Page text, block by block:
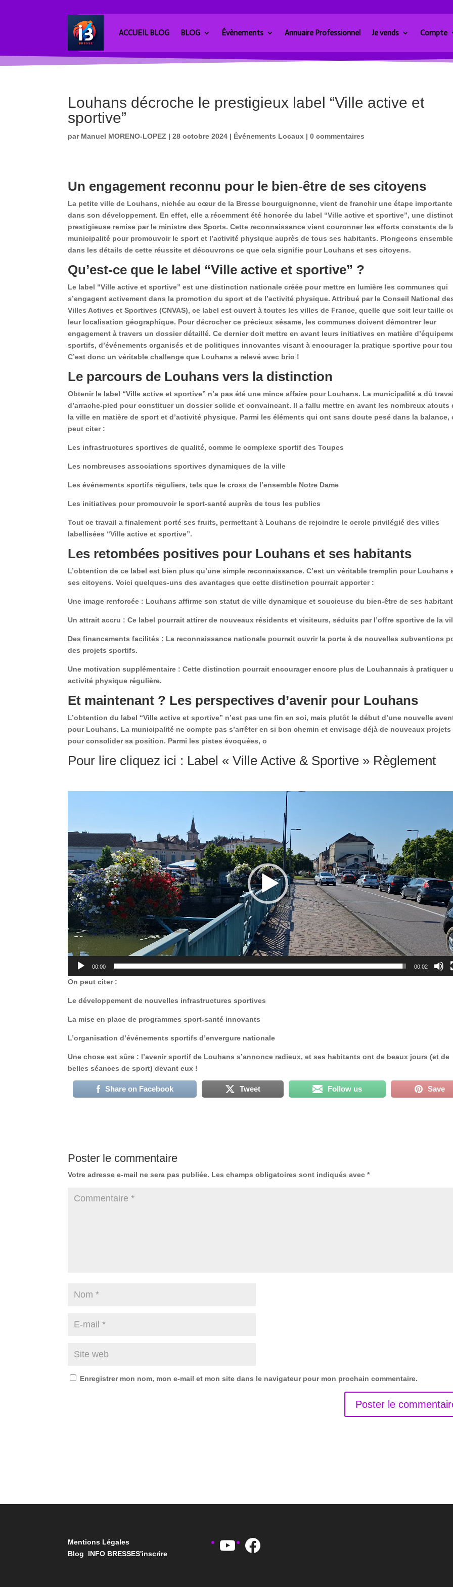
ACCUEIL BLOG BLOG Évènements Annuaire Professionnel Je vends Compte
Louhans décroche le prestigieux label “Ville active et
sportive”
par Manuel MORENO-LOPEZ |28 octobre 2024 | Événements Locaux |0 commentaires
Un engagement reconnu pour le bien-être de ses citoyens
La petite ville de Louhans, nichée au cœur de la Bresse bourguignonne, vient de franchir une étape importante
dans son développement. En effet, elle a récemment été honorée du label “Ville active et sportive”, une
prestigieuse remise par le ministre des Sports. Cette reconnaissance vient couronner les efforts constants de
municipalité pour promouvoir le sport et l’activité physique auprès de tous ses habitants. Plongeons ensemble
dans les détails de cette réussite et découvrons ce que cela signifie pour Louhans et ses citoyens.
Qu’est-ce que le label “Ville active et sportive” ?
Le label “Ville active et sportive” est une distinction nationale créée pour mettre en lumière les communes qui
s’engagent activement dans la promotion du sport et de l’activité physique. Attribué par le Conseil National
Villes Actives et Sportives (CNVAS), ce label est ouvert à toutes les villes de France, quelle que soit leur taille
leur localisation géographique. Pour décrocher ce précieux sésame, les communes doivent démontrer leur
engagement à travers un dossier détaillé. Ce dernier doit mettre en avant leurs initiatives en matière
sportifs, d’événements organisés et de politiques innovantes visant à encourager la pratique sportive pour
C’est donc un véritable challenge que Louhans a relevé avec brio !
Le parcours de Louhans vers la distinction
Obtenir le label “Ville active et sportive” n’a pas été une mince affaire pour Louhans. La municipalité a dû
d’arrache-pied pour constituer un dossier solide et convaincant. Il a fallu mettre en avant les nombreux atouts
la ville en matière de sport et d’activité physique. Parmi les éléments qui ont sans doute pesé dans la balance,
peut citer :
Les infrastructures sportives de qualité, comme le complexe sportif des Toupes
Les nombreuses associations sportives dynamiques de la ville
Les événements sportifs réguliers, tels que le cross de l’ensemble Notre Dame
Les initiatives pour promouvoir le sport-santé auprès de tous les publics
Tout ce travail a finalement porté ses fruits, permettant à Louhans de rejoindre le cercle privilégié des villes
labellisées “Ville active et sportive”.
Les retombées positives pour Louhans et ses habitants
L’obtention de ce label est bien plus qu’une simple reconnaissance. C’est un véritable tremplin pour Louhans
ses citoyens. Voici quelques-uns des avantages que cette distinction pourrait apporter :
Une image renforcée : Louhans affirme son statut de ville dynamique et soucieuse du bien-être de ses
Un attrait accru : Ce label pourrait attirer de nouveaux résidents et visiteurs, séduits par l’offre sportive de la
Des financements facilités : La reconnaissance nationale pourrait ouvrir la porte à de nouvelles subventions
des projets sportifs.
Une motivation supplémentaire : Cette distinction pourrait encourager encore plus de Louhannais à pratiquer
activité physique régulière.
Et maintenant ? Les perspectives d’avenir pour Louhans
L’obtention du label “Ville active et sportive” n’est pas une fin en soi, mais plutôt le début d’une nouvelle
pour Louhans. La municipalité ne compte pas s’arrêter en si bon chemin et envisage déjà de nouveaux projets
pour consolider sa position. Parmi les pistes évoquées, o
Pour lire cliquez ici : Label « Ville Active & Sportive » Règlement
00:00 00:02
On peut citer :
Le développement de nouvelles infrastructures sportives
La mise en place de programmes sport-santé innovants
L’organisation d’événements sportifs d’envergure nationale
Une chose est sûre : l’avenir sportif de Louhans s’annonce radieux, et ses habitants ont de beaux jours (et de
belles séances de sport) devant eux !
Share on Facebook Tweet Follow us Save
Poster le commentaire
Votre adresse e-mail ne sera pas publiée. Les champs obligatoires sont indiqués avec*
Enregistrer mon nom, mon e-mail et mon site dans le navigateur pour mon prochain commentaire.
Mentions Légales
Blog INFO BRESSES'inscrire YouTube
Facebook